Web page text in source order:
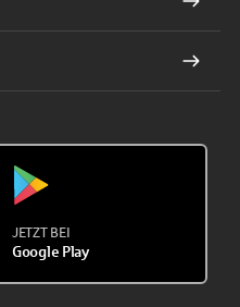
JETZT BEI
Google Play